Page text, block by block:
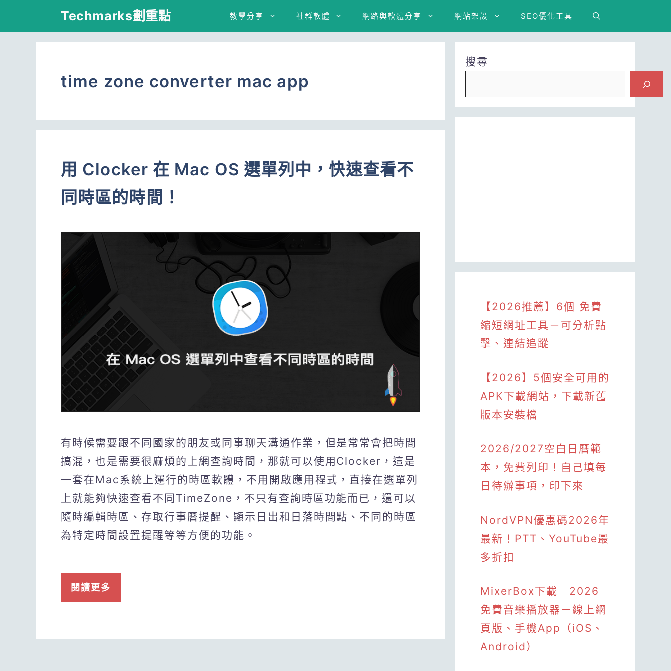
Techmarks劃重點 教學分享 社群軟體 網路與軟體分享 網站架設 SEO優化工具
time zone converter mac app
用 Clocker 在 Mac OS 選單列中，快速查看不
同時區的時間！
有時候需要跟不同國家的朋友或同事聊天溝通作業，但是常常會把時間
搞混，也是需要很麻煩的上網查詢時間，那就可以使用Clocker，這是
一套在Mac系統上運行的時區軟體，不用開啟應用程式，直接在選單列
上就能夠快速查看不同TimeZone，不只有查詢時區功能而已，還可以
隨時編輯時區、存取行事曆提醒、顯示日出和日落時間點、不同的時區
為特定時間設置提醒等等方便的功能。
閱讀更多
搜尋
【2026推薦】6個 免費
縮短網址工具－可分析點
擊、連結追蹤
【2026】5個安全可用的
APK下載網站，下載新舊
版本安裝檔
2026/2027空白日曆範
本，免費列印！自己填每
日待辦事項，印下來
NordVPN優惠碼2026年
最新！PTT、YouTube最
多折扣
MixerBox下載｜2026
免費音樂播放器－線上網
頁版、手機App（iOS、
Android）